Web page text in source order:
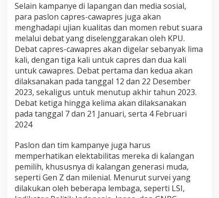
Selain kampanye di lapangan dan media sosial,
para paslon capres-cawapres juga akan
menghadapi ujian kualitas dan momen rebut suara
melalui debat yang diselenggarakan oleh KPU.
Debat capres-cawapres akan digelar sebanyak lima
kali, dengan tiga kali untuk capres dan dua kali
untuk cawapres. Debat pertama dan kedua akan
dilaksanakan pada tanggal 12 dan 22 Desember
2023, sekaligus untuk menutup akhir tahun 2023.
Debat ketiga hingga kelima akan dilaksanakan
pada tanggal 7 dan 21 Januari, serta 4 Februari
2024
Paslon dan tim kampanye juga harus
memperhatikan elektabilitas mereka di kalangan
pemilih, khususnya di kalangan generasi muda,
seperti Gen Z dan milenial. Menurut survei yang
dilakukan oleh beberapa lembaga, seperti LSI,